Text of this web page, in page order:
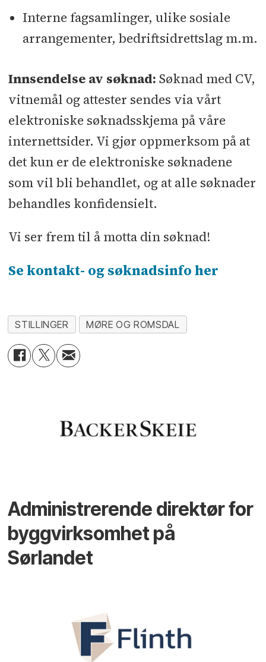
Interne fagsamlinger, ulike sosiale
arrangementer, bedriftsidrettslag m.m.
Innsendelse av søknad: Søknad med CV,
vitnemål og attester sendes via vårt
elektroniske søknadsskjema på våre
internettsider. Vi gjør oppmerksom på at
det kun er de elektroniske søknadene
som vil bli behandlet, og at alle søknader
behandles konfidensielt.
Vi ser frem til å motta din søknad!
Se kontakt- og søknadsinfo her
STILLINGER MØRE OG ROMSDAL
Administrerende direktør for
byggvirksomhet på
Sørlandet